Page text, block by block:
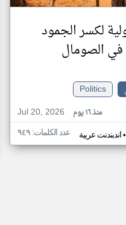
لكسر الجمود
الصومال
Politics
Jul 20, 2026
منذ ١٦ يوم
اندبندنت عربية• عدد الكلمات: ٩٤٩